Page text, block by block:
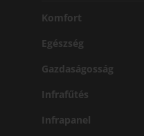
Komfort
Egészség
Gazdaságosság
Infrafűtés
Infrapanel